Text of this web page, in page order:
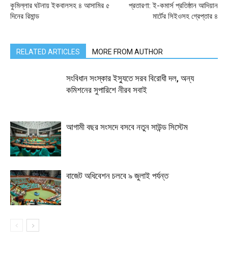
কুমিল্লার ঘটনায় ইকবালসহ ৪ আসামির ৫
দিনের রিমান্ড
প্রতারণা: ই-কমার্স প্রতিষ্ঠান আদিয়ান
মার্টের সিইওসহ গ্রেপ্তার ৪
RELATED ARTICLES MORE FROM AUTHOR
সংবিধান সংস্কার ইস্যুতে সরব বিরোধী দল, অন্য
কমিশনের সুপারিশে নীরব সবাই
আগামী বছর সংসদে বসবে নতুন সাউন্ড সিস্টেম
বাজেট অধিবেশন চলবে ৯ জুলাই পর্যন্ত